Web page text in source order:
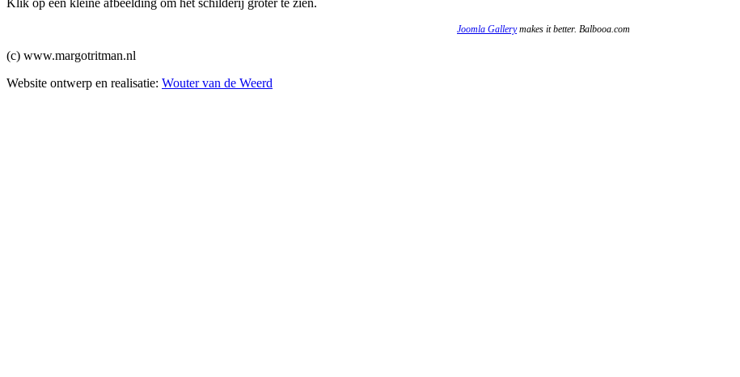
Klik op een kleine afbeelding om het schilderij groter te zien.
Joomla Gallerymakes it better. Balbooa.com
(c) www.margotritman.nl
Website ontwerp en realisatie: Wouter van de Weerd